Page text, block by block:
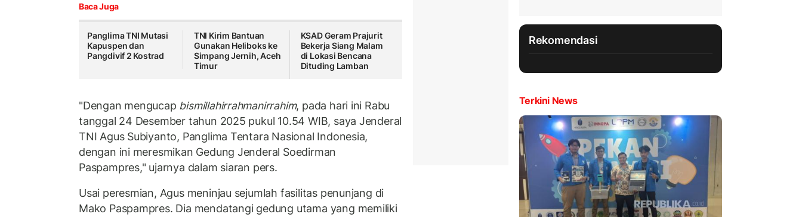
Baca Juga
Panglima TNI Mutasi
Kapuspen dan
Pangdivif 2 Kostrad
TNI Kirim Bantuan
Gunakan Heliboks ke
Simpang Jernih, Aceh
Timur
KSAD Geram Prajurit
Bekerja Siang Malam
di Lokasi Bencana
Dituding Lamban
"Dengan mengucap bismillahirrahmanirrahim, pada hari ini Rabu
tanggal 24 Desember tahun 2025 pukul 10.54 WIB, saya Jenderal
TNI Agus Subiyanto, Panglima Tentara Nasional Indonesia,
dengan ini meresmikan Gedung Jenderal Soedirman
Paspampres," ujarnya dalam siaran pers.
Usai peresmian, Agus meninjau sejumlah fasilitas penunjang di
Mako Paspampres. Dia mendatangi gedung utama yang memiliki
Rekomendasi
Terkini News